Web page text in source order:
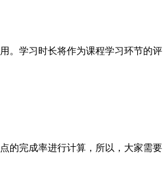
。学习时长将作为课程学习环节的评
的完成率进行计算，所以，大家需要